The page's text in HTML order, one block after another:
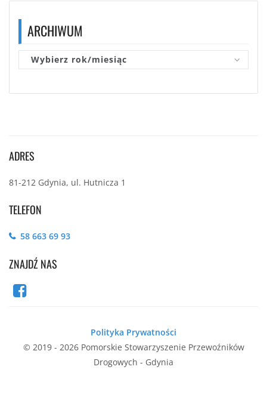
ARCHIWUM
Wybierz rok/miesiąc
ADRES
81-212 Gdynia, ul. Hutnicza 1
TELEFON
58 663 69 93
ZNAJDŹ NAS
Polityka Prywatności
© 2019 - 2026 Pomorskie Stowarzyszenie Przewoźników
Drogowych - Gdynia